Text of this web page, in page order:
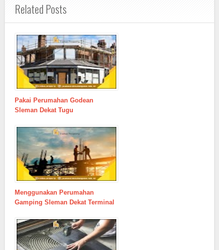
Related Posts
Pakai Perumahan Godean
Sleman Dekat Tugu
Menggunakan Perumahan
Gamping Sleman Dekat Terminal